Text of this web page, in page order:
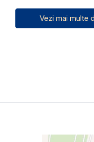
Vezi mai multe